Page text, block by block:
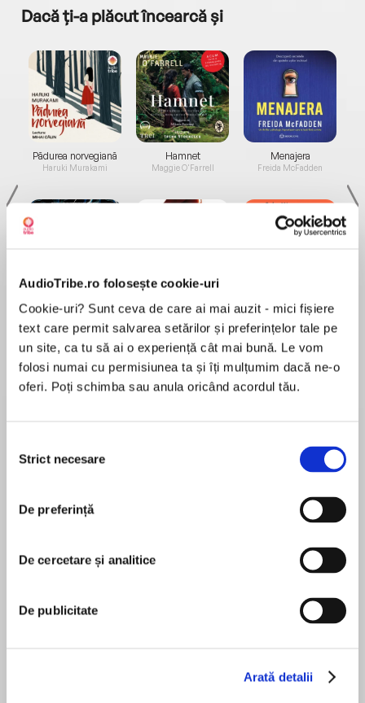
AudioTribe.ro folosește cookie-uri
Cookie-uri? Sunt ceva de care ai mai auzit - mici fișiere
text care permit salvarea setărilor și preferințelor tale pe
un site, ca tu să ai o experiență cât mai bună. Le vom
folosi numai cu permisiunea ta și îți mulțumim dacă ne-o
oferi. Poți schimba sau anula oricând acordul tău.
consimțământului
Strict necesare
De preferință
De cercetare și analitice
De publicitate
Arată detalii
Dacă ți-a plăcut încearcă și
Pădurea norvegiană
Haruki Murakami
Elita de Argint (Elita
de...
Hamnet
Maggie O'Farrell
Diavolul se îmbracă de
la...
Menajera
Freida McFadden
Migdală
Sohn Won-pyung
an epic adventure perfect for fans of Joe
Life as a knight is not what Vedren Chel
imagined. Bound by oath to a dead-end job in
the service of a lazy step-uncle, Chel no longer
dreams of glory – he dreams of going home.
When invaders throw the kingdom into turmoil,
În acest moment nu există recenzii
David Wragg